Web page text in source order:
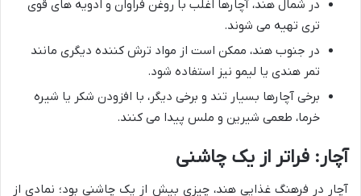
در شمال هند، آچارها اغلب با روغن فراوان و ادویه های قوی
تری تهیه می شوند.
در جنوب هند، ممکن است از مواد ترش کننده دیگری مانند
تمر هندی یا لیمو نیز استفاده شود.
برخی آچارها بسیار تند و برخی دیگر، با افزودن شکر یا شیره
خرما، طعمی شیرین و ملس پیدا می کنند.
آچار: فراتر از یک چاشنی
آچار در فرهنگ غذایی هند، چیزی بیش از یک چاشنی بود؛ نمادی از